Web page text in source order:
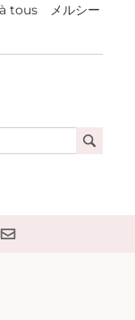
tous メルシー